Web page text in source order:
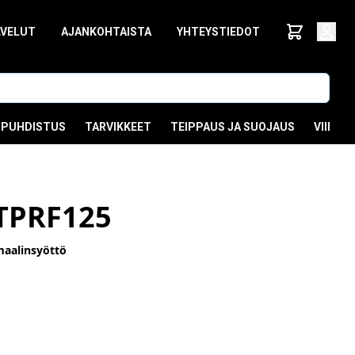
AJANKOHTAISTA YHTEYSTIEDOT
PUHDISTUS TARVIKKEET TEIPPAUS JA SUOJAUS